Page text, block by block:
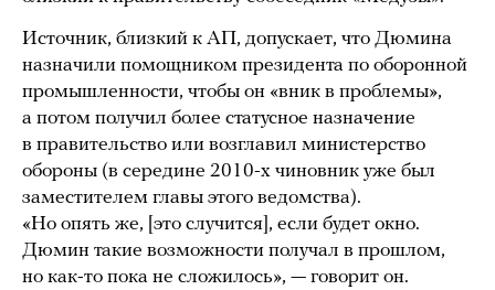
Источник, близкий к АП, допускает, что Дюмина
назначили помощником президента по оборонной
промышленности, чтобы он «вник в проблемы»,
а потом получил более статусное назначение
в правительство или возглавил министерство
обороны (в середине 2010-х чиновник уже был
заместителем главы этого ведомства).
«Но опять же, [это случится], если будет окно.
Дюмин такие возможности получал в прошлом,
но как-то пока не сложилось», — говорит он.